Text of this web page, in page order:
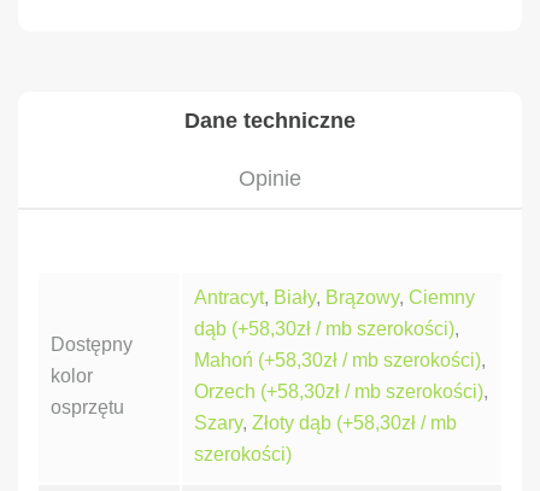
Dane techniczne
Opinie
Dostępny
kolor
osprzętu
Antracyt, Biały, Brązowy, Ciemny
dąb (+58,30zł / mb szerokości),
Mahoń (+58,30zł / mb szerokości),
Orzech (+58,30zł / mb szerokości),
Szary, Złoty dąb (+58,30zł / mb
szerokości)